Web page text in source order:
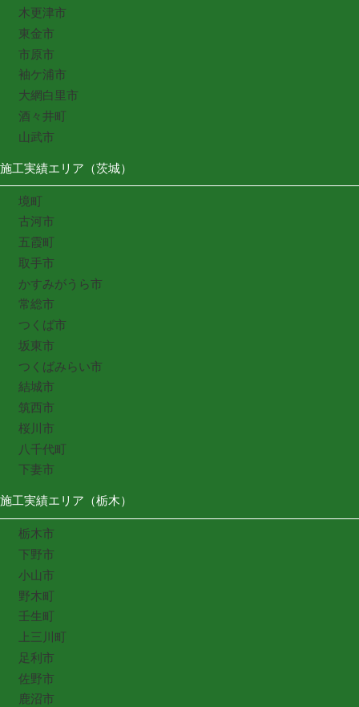
木更津市
東金市
市原市
袖ケ浦市
大網白里市
酒々井町
山武市
施工実績エリア（茨城）
境町
古河市
五霞町
取手市
かすみがうら市
常総市
つくば市
坂東市
つくばみらい市
結城市
筑西市
桜川市
八千代町
下妻市
施工実績エリア（栃木）
栃木市
下野市
小山市
野木町
壬生町
上三川町
足利市
佐野市
鹿沼市